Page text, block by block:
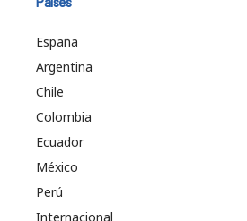
España
Argentina
Chile
Colombia
Ecuador
México
Perú
Internacional